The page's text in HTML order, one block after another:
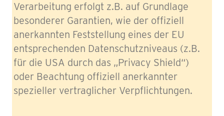
Verarbeitung erfolgt z.B. auf Grundlage
besonderer Garantien, wie der offiziell
anerkannten Feststellung eines der EU
entsprechenden Datenschutzniveaus (z.B.
für die USA durch das „Privacy Shield“)
oder Beachtung offiziell anerkannter
spezieller vertraglicher Verpflichtungen.